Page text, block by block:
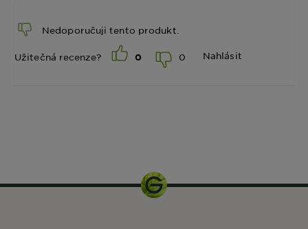
Nedoporučuji tento produkt.
Užitečná recenze? 0 0 Nahlásit